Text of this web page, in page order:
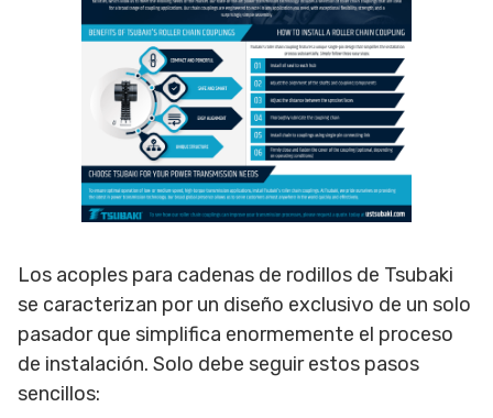
Los acoples para cadenas de rodillos de Tsubaki
se caracterizan por un diseño exclusivo de un solo
pasador que simplifica enormemente el proceso
de instalación. Solo debe seguir estos pasos
sencillos: